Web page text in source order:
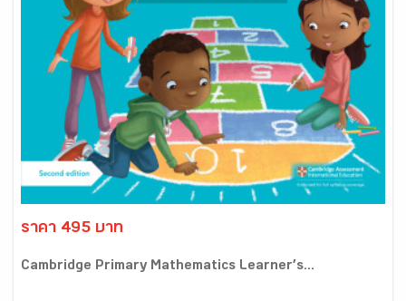
ราคา 495 บาท
Cambridge Primary Mathematics Learner’s...